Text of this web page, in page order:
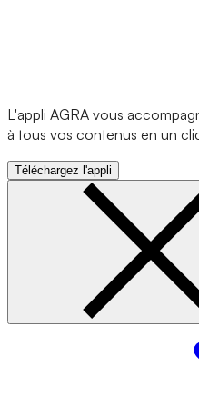
L'appli AGRA vous
à tous vos contenus en un
Téléchargez l'appli